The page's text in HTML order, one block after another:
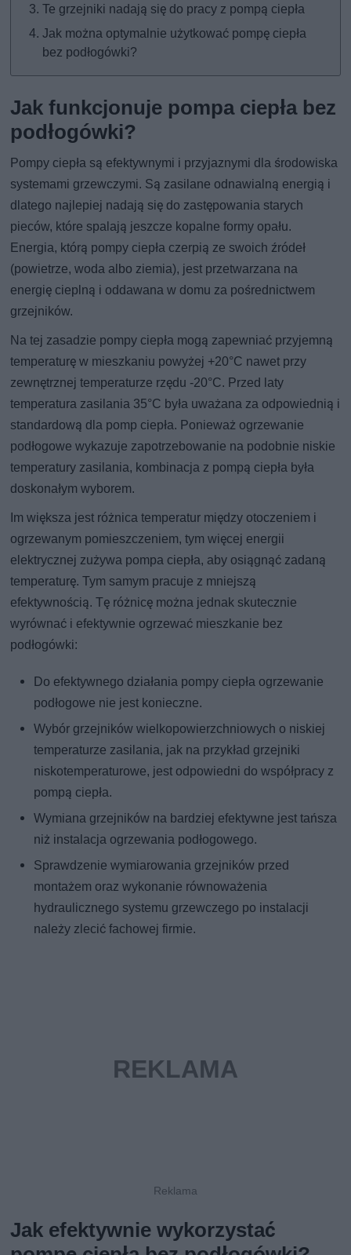
Te grzejniki nadają się do pracy z pompą ciepła
Jak można optymalnie użytkować pompę ciepła
bez podłogówki?
Jak funkcjonuje pompa ciepła bez
podłogówki?
Pompy ciepła są efektywnymi i przyjaznymi dla środowiska
systemami grzewczymi. Są zasilane odnawialną energią i
dlatego najlepiej nadają się do zastępowania starych
pieców, które spalają jeszcze kopalne formy opału.
Energia, którą pompy ciepła czerpią ze swoich źródeł
(powietrze, woda albo ziemia), jest przetwarzana na
energię cieplną i oddawana w domu za pośrednictwem
grzejników.
Na tej zasadzie pompy ciepła mogą zapewniać przyjemną
temperaturę w mieszkaniu powyżej +20°C nawet przy
zewnętrznej temperaturze rzędu -20°C. Przed laty
temperatura zasilania 35°C była uważana za odpowiednią i
standardową dla pomp ciepła. Ponieważ ogrzewanie
podłogowe wykazuje zapotrzebowanie na podobnie niskie
temperatury zasilania, kombinacja z pompą ciepła była
doskonałym wyborem.
Im większa jest różnica temperatur między otoczeniem i
ogrzewanym pomieszczeniem, tym więcej energii
elektrycznej zużywa pompa ciepła, aby osiągnąć zadaną
temperaturę. Tym samym pracuje z mniejszą
efektywnością. Tę różnicę można jednak skutecznie
wyrównać i efektywnie ogrzewać mieszkanie bez
podłogówki:
Do efektywnego działania pompy ciepła ogrzewanie
podłogowe nie jest konieczne.
Wybór grzejników wielkopowierzchniowych o niskiej
temperaturze zasilania, jak na przykład grzejniki
niskotemperaturowe, jest odpowiedni do współpracy z
pompą ciepła.
Wymiana grzejników na bardziej efektywne jest tańsza
niż instalacja ogrzewania podłogowego.
Sprawdzenie wymiarowania grzejników przed
montażem oraz wykonanie równoważenia
hydraulicznego systemu grzewczego po instalacji
należy zlecić fachowej firmie.
Jak efektywnie wykorzystać